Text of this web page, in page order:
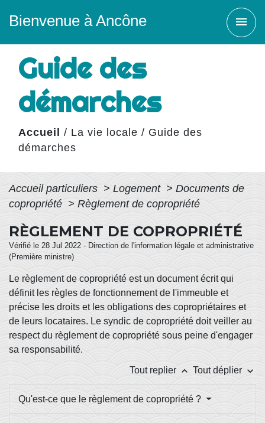
Bienvenue à Ancône menu
Guide des
démarches
Accueil / La vie locale / Guide des
démarches
Accueil particuliers > Logement > Documents de
copropriété > Règlement de copropriété
RÈGLEMENT DE COPROPRIÉTÉ
Vérifié le 28 Jul 2022 - Direction de l'information légale et administrative
(Première ministre)
Le règlement de copropriété est un document écrit qui
définit les règles de fonctionnement de l'immeuble et
précise les droits et les obligations des copropriétaires et
de leurs locataires. Le syndic de copropriété doit veiller au
respect du règlement de copropriété sous peine d'engager
sa responsabilité.
Tout replier keyboard_arrow_up Tout déplier keyboard_arrow_down
Qu'est-ce que le règlement de copropriété ?